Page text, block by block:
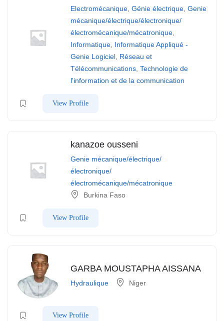
Electromécanique, Génie électrique, Genie
mécanique/électrique/électronique/
électromécanique/mécatronique,
Informatique, Informatique Appliqué -
Genie Logiciel, Réseau et
Télécommunications, Technologie de
l'information et de la communication
View Profile
kanazoe ousseni
Genie mécanique/électrique/
électronique/
électromécanique/mécatronique
Burkina Faso
View Profile
GARBA MOUSTAPHA AISSANA
Hydraulique Niger
View Profile